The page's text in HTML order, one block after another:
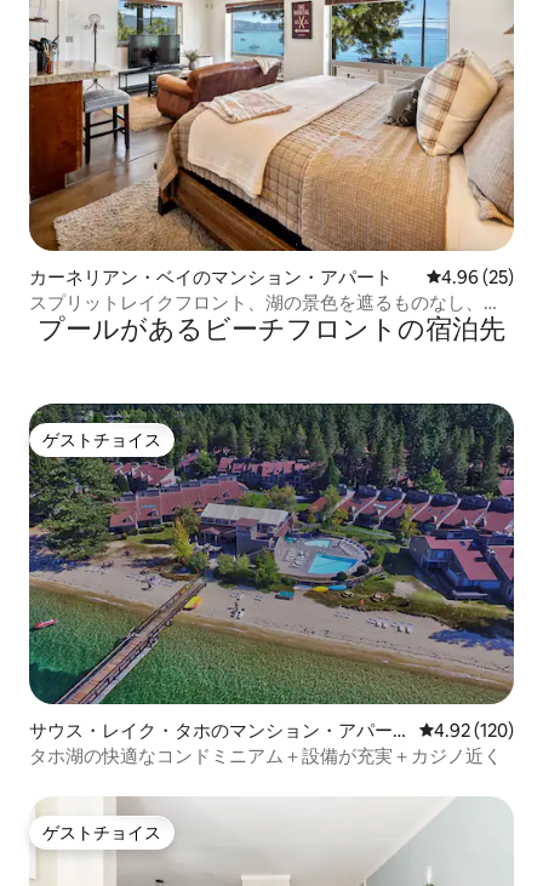
カーネリアン・ベイのマンション・アパート レビュー25
4.96 (25)
スプリットレイクフロント、湖の景色を遮るものなし、フ
ルキッチン
プールがあるビーチフロントの宿泊先
ゲストチョイス
ゲストチョイス
サウス・レイク・タホのマンション・アパー
ト
レビュー120
4.92 (120)
タホ湖の快適なコンドミニアム＋設備が充実＋カジノ近く
ゲストチョイス
ゲストチョイス